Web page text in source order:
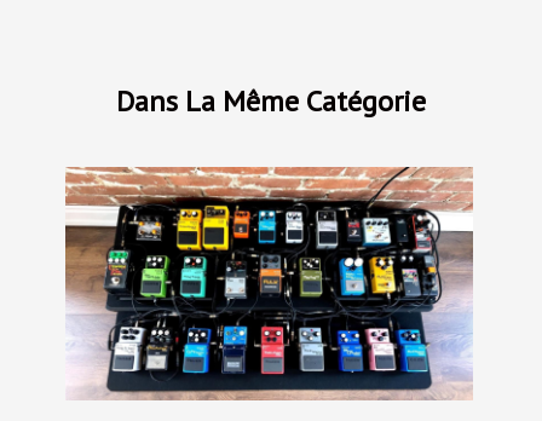
Dans La Même Catégorie